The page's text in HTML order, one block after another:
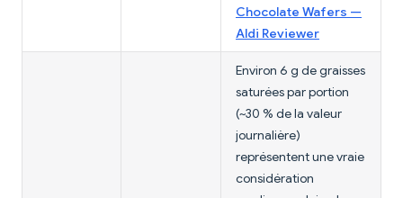
Chocolate Wafers —
Aldi Reviewer
Environ 6 g de graisses
saturées par portion
(~30 % de la valeur
journalière)
représentent une vraie
considération